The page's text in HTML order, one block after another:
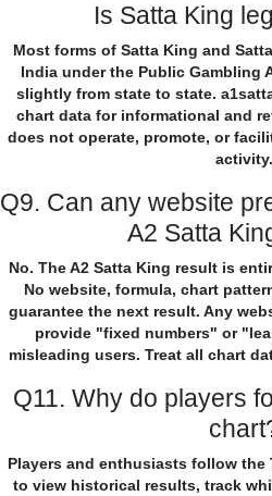
Is Satta King
Most forms of Satta King and
India under the Public Gambling
slightly from state to state.
chart data for informational and
does not operate, promote, or
activity.
Q9. Can any website
A2 Satta
No. The A2 Satta King result is
No website, formula, chart
guarantee the next result. Any
provide "fixed numbers" or
misleading users. Treat all chart
Q11. Why do players
Players and enthusiasts follow the
to view historical results, track